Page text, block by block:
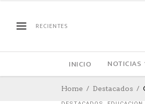
RECIENTES
INICIO NOTICIAS
Home Destacados